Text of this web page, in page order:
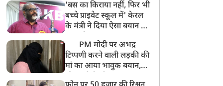
अनमोल कुछ नहीं
'बस का किराया नहीं, फिर भी
बच्चे प्राइवेट स्कूल में' केरल
के मंत्री ने दिया ऐसा बयान की
PM मोदी पर अभद्र
टिप्पणी करने वाली लड़की की
मां का आया भावुक बयान,